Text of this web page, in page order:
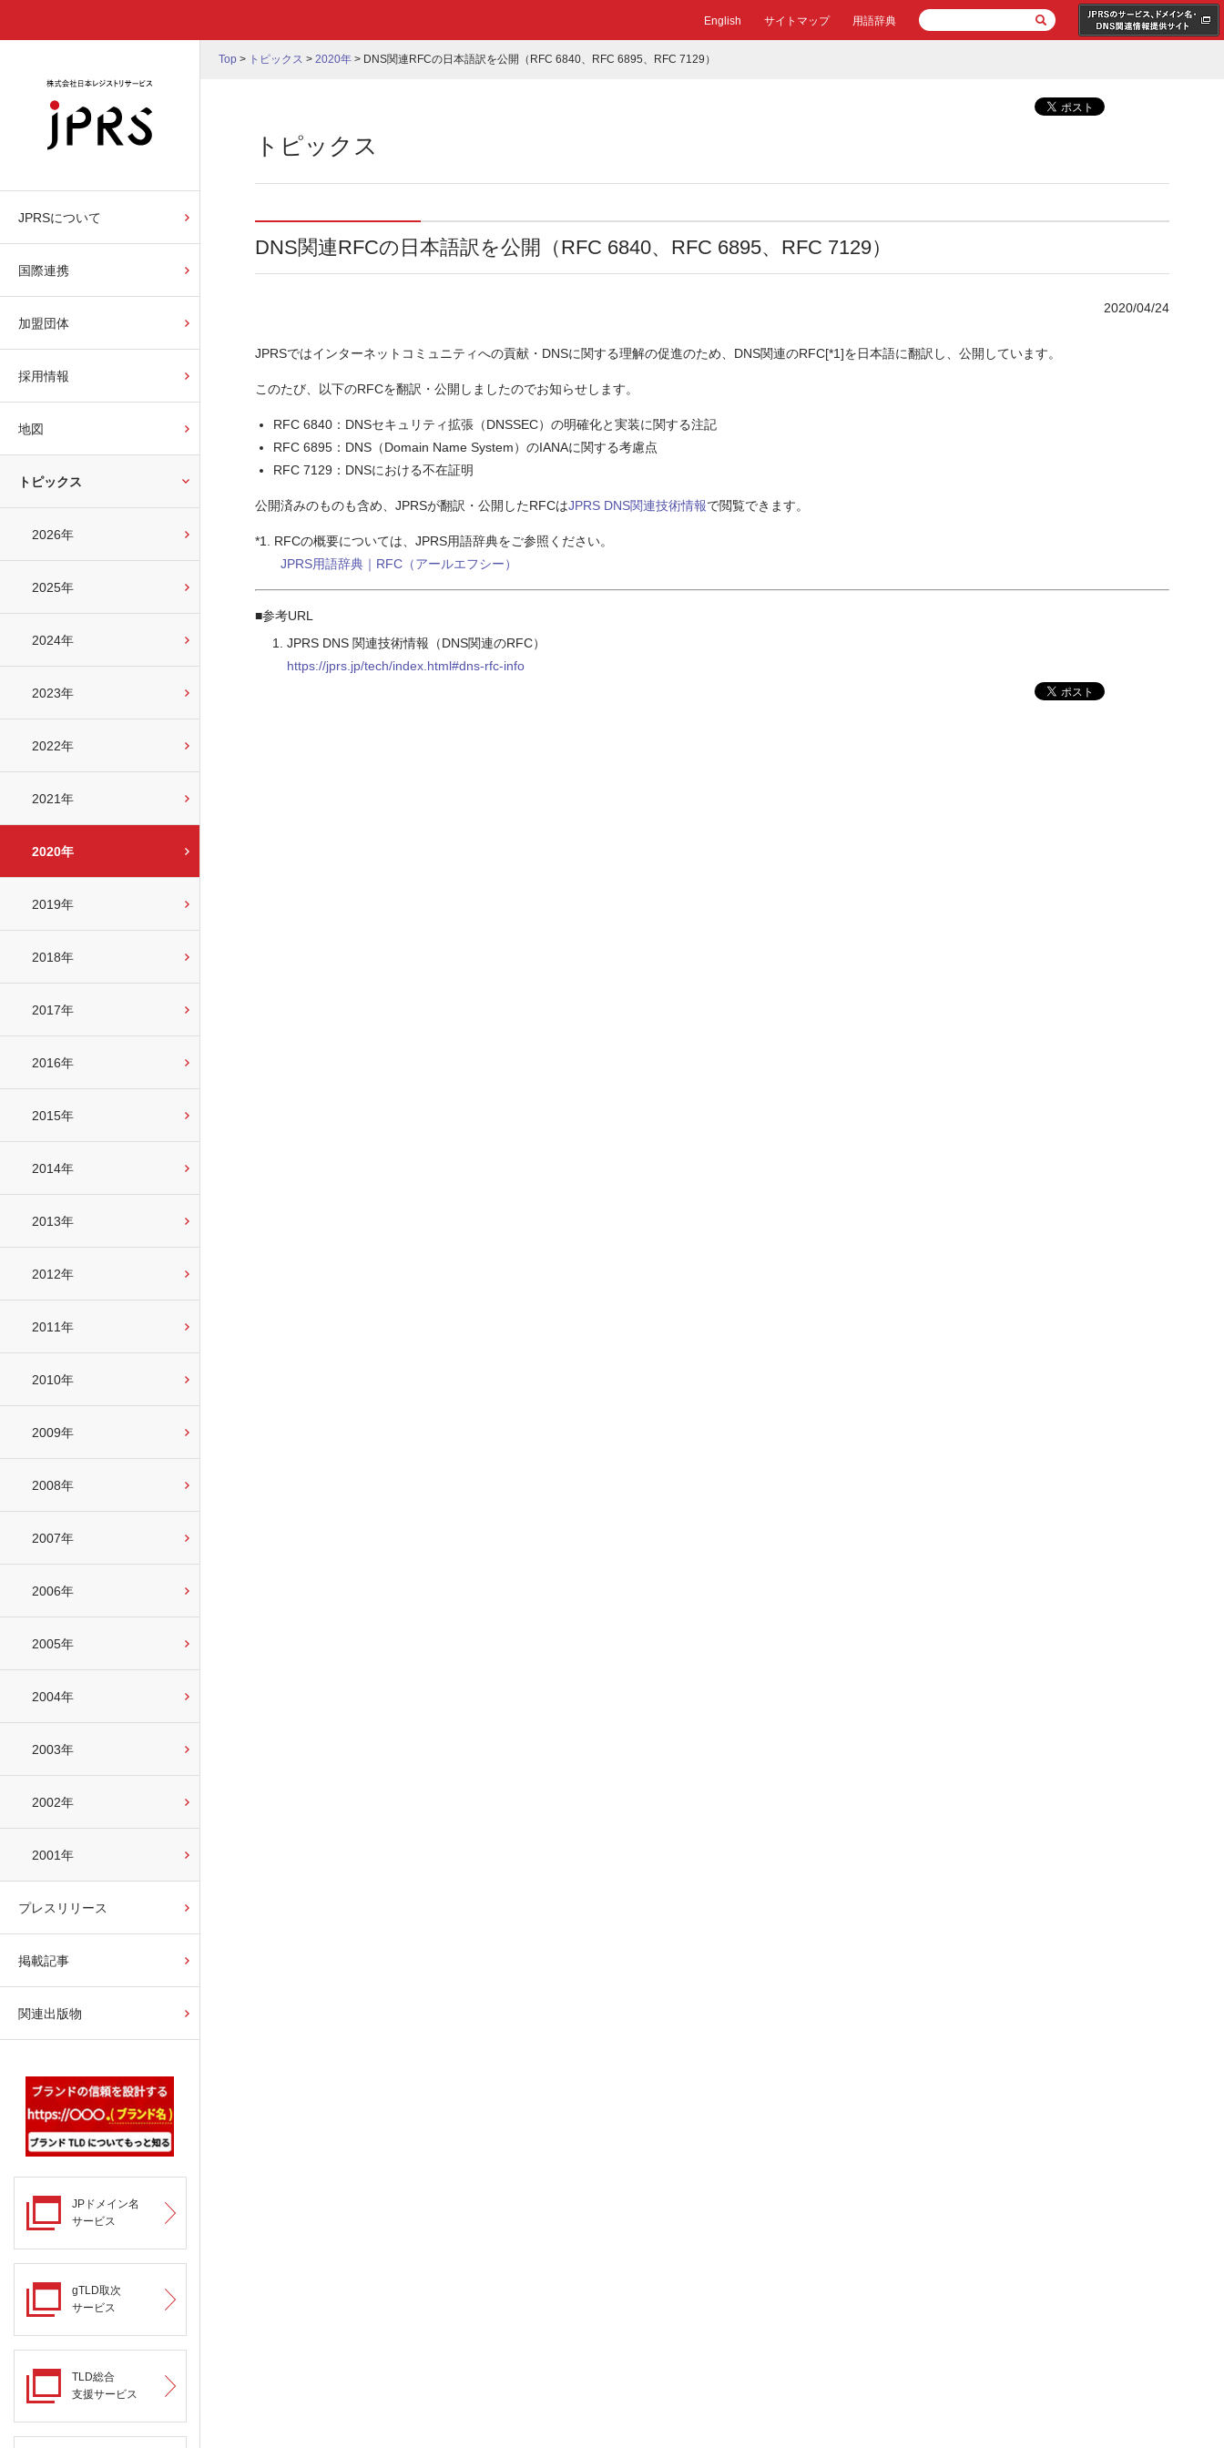
English サイトマップ 用語辞典
JPRSについて
国際連携
加盟団体
採用情報
地図
トピックス
2026年
2025年
2024年
2023年
2022年
2021年
2020年
2019年
2018年
2017年
2016年
2015年
2014年
2013年
2012年
2011年
2010年
2009年
2008年
2007年
2006年
2005年
2004年
2003年
2002年
2001年
プレスリリース
掲載記事
関連出版物
JPドメイン名
サービス
gTLD取次
サービス
TLD総合
支援サービス
Top > トピックス > 2020年 > DNS関連RFCの日本語訳を公開（RFC 6840、RFC 6895、RFC 7129）
トピックス
DNS関連RFCの日本語訳を公開（RFC 6840、RFC 6895、RFC 7129）
2020/04/24
JPRSではインターネットコミュニティへの貢献・DNSに関する理解の促進のため、DNS関連のRFC[*1]を日本語に翻訳し、公開しています。
このたび、以下のRFCを翻訳・公開しましたのでお知らせします。
RFC 6840：DNSセキュリティ拡張（DNSSEC）の明確化と実装に関する注記
RFC 6895：DNS（Domain Name System）のIANAに関する考慮点
RFC 7129：DNSにおける不在証明
公開済みのものも含め、JPRSが翻訳・公開したRFCはJPRS DNS関連技術情報で閲覧できます。
*1. RFCの概要については、JPRS用語辞典をご参照ください。
JPRS用語辞典｜RFC（アールエフシー）
■参考URL
JPRS DNS 関連技術情報（DNS関連のRFC）
https://jprs.jp/tech/index.html#dns-rfc-info